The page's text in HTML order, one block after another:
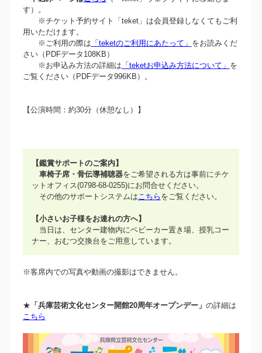
す）。
※チケット予約サイト「teket」は会員登録しなくてもご利
用いただけます。
※ご利用の際は 「teketのご利用にあたって」 をお読みくだ
さい（PDFデータ108KB）
※お申込み方法の詳細は 「teketお申込み方法について」 を
ご覧ください（PDFデータ996KB）。
【公演時間：約30分（休憩なし）】
【鑑賞サポートのご案内】
車椅子席・骨伝導補聴器をご希望される方は事前にチケ
ットオフィス(0798-68-0255)にお問合せください。
その他のサポートシステムはこちら をご覧ください。
【小さいお子様をお連れの方へ】
当日は、センター建物内にベビーカー置き場、授乳コー
ナー、おむつ交換台をご用意しています。
※客席内での写真や動画の撮影はできません。
★ 「兵庫芸術文化センター開館20周年オープンデー」 の詳細は
こちら